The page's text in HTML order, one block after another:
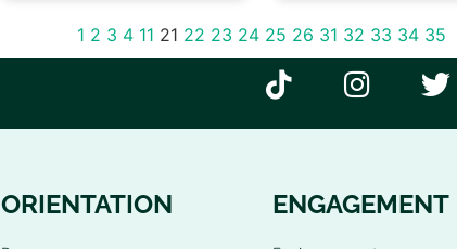
1 2 3 4 11 21 22 23 24 25 26 31 32 33 34 35
ORIENTATION ENGAGEMENT